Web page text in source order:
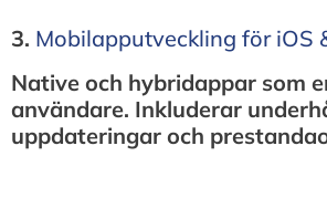
3.⁠ ⁠Mobilapputveckling för iOS
Native och hybridappar som
användare. Inkluderar
uppdateringar och